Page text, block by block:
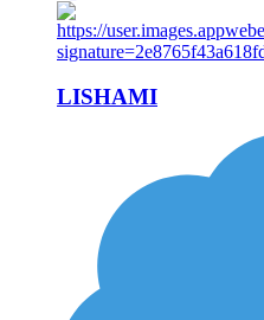
LISHAMI